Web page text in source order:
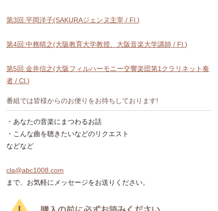
第3回:平岡洋子(SAKURAジェンヌ主宰 / Fl.)
第4回:中務晴之(大阪教育大学教授、大阪音楽大学講師 / Fl.)
第5回:金井信之(大阪フィルハーモニー交響楽団第1クラリネット奏
者 / Cl.)
番組では皆様からのお便りをお待ちしております!
・あなたの音楽にまつわるお話
・こんな曲を聴きたいなどのリクエスト
などなど
cla@abc1008.com
まで、お気軽にメッセージをお送りください。